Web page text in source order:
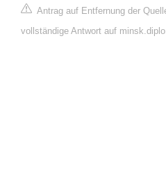
Antrag auf Entfernung der
vollständige Antwort auf